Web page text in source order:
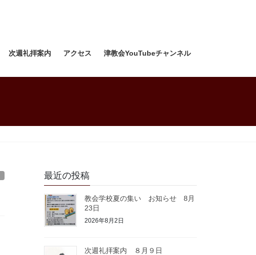
次週礼拝案内 アクセス 津教会YouTubeチャンネル
最近の投稿
教会学校夏の集い お知らせ 8月
23日
2026年8月2日
次週礼拝案内 ８月９日